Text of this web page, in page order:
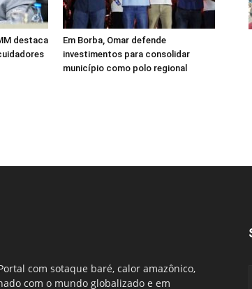
destaca
Em Borba, Omar defende
investimentos para consolidar
município como polo regional
com sotaque baré, calor amazônico,
com o mundo globalizado e em